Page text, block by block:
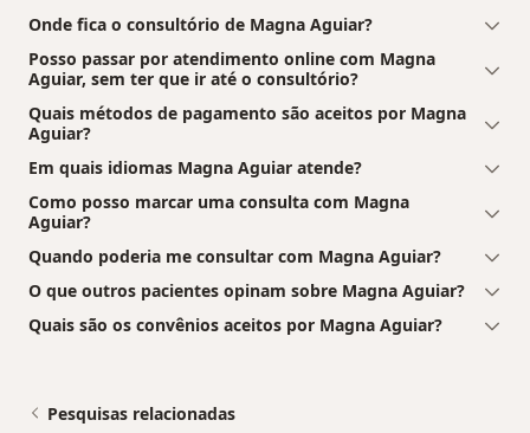
Onde fica o consultório de Magna Aguiar?
Posso passar por atendimento online com Magna
Aguiar, sem ter que ir até o consultório?
Quais métodos de pagamento são aceitos por Magna
Aguiar?
Em quais idiomas Magna Aguiar atende?
Como posso marcar uma consulta com Magna
Aguiar?
Quando poderia me consultar com Magna Aguiar?
O que outros pacientes opinam sobre Magna Aguiar?
Quais são os convênios aceitos por Magna Aguiar?
Pesquisas relacionadas